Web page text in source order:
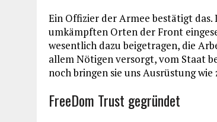
Ein Offizier der Armee bestätigt
umkämpften Orten der Front
wesentlich dazu beigetragen, die
allem Nötigen versorgt, vom Staat
noch bringen sie uns Ausrüstung
FreeDom Trust gegründet